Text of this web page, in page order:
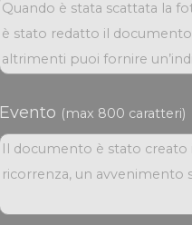
Evento (max 800 caratteri)